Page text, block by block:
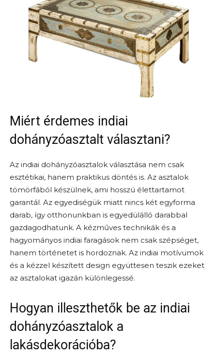
Miért érdemes indiai
dohányzóasztalt választani?
Az indiai dohányzóasztalok választása nem csak
esztétikai, hanem praktikus döntés is. Az asztalok
tömörfából készülnek, ami hosszú élettartamot
garantál. Az egyediségük miatt nincs két egyforma
darab, így otthonunkban is egyedülálló darabbal
gazdagodhatunk. A kézműves technikák és a
hagyományos indiai faragások nem csak szépséget,
hanem történetet is hordoznak. Az indiai motívumok
és a kézzel készített design együttesen teszik ezeket
az asztalokat igazán különlegessé.
Hogyan illeszthetők be az indiai
dohányzóasztalok a
lakásdekorációba?